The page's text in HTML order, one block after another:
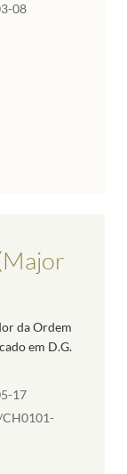
08
da Ordem
em D.G.
17
CH0101-